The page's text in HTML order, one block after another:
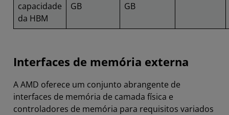
capacidade
da HBM
GB
GB
Interfaces de memória externa
A AMD oferece um conjunto abrangente de
interfaces de memória de camada física e
controladores de memória para requisitos variados